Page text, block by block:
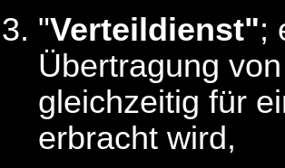
"Verteildienst";
Übertragung
gleichzeitig für
erbracht wird,